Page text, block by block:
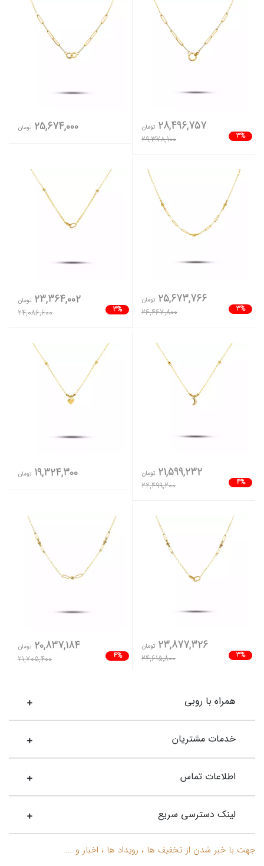
3%
28,496,757 تومان
29,378,100
25,674,000 تومان
3%
25,673,766 تومان
26,467,800
3%
23,364,002 تومان
24,086,600
4%
21,599,232 تومان
22,499,200
19,324,300 تومان
3%
23,877,326 تومان
24,615,800
4%
20,837,184 تومان
21,705,400
همراه با روبی
خدمات مشتریان
اطلاعات تماس
لینک دسترسی سریع
جهت با خبر شدن از تخفیف ها ، رویداد ها ، اخبار و ....